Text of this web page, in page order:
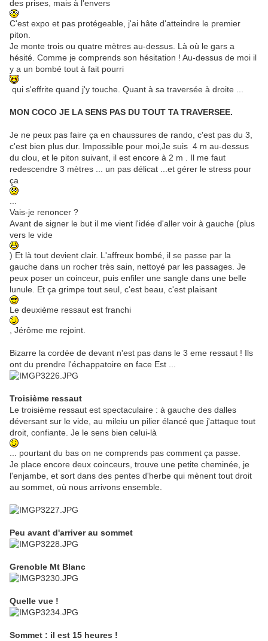
des prises, mais à l'envers
C'est expo et pas protégeable, j'ai hâte d'atteindre le premier
piton.
Je monte trois ou quatre mètres au-dessus. Là où le gars a
hésité. Comme je comprends son hésitation ! Au-dessus de moi il
y a un bombé tout à fait pourri
qui s'effrite quand j'y touche. Quant à sa traversée à droite ...
MON COCO JE LA SENS PAS DU TOUT TA TRAVERSEE.
Je ne peux pas faire ça en chaussures de rando, c'est pas du 3,
c'est bien plus dur. Impossible pour moi,Je suis 4 m au-dessus
du clou, et le piton suivant, il est encore à 2 m . Il me faut
redescendre 3 mètres ... un pas délicat ...et gérer le stress pour
ça
Vais-je renoncer ?
Avant de signer le but il me vient l'idée d'aller voir à gauche (plus
vers le vide
) Et là tout devient clair. L'affreux bombé, il se passe par la
gauche dans un rocher très sain, nettoyé par les passages. Je
peux poser un coinceur, puis enfiler une sangle dans une belle
lunule. Et ça grimpe tout seul, c'est beau, c'est plaisant
Le deuxième ressaut est franchi
, Jérôme me rejoint.
Bizarre la cordée de devant n'est pas dans le 3 eme ressaut ! Ils
ont du prendre l'échappatoire en face Est ...
Troisième ressaut
Le troisième ressaut est spectaculaire : à gauche des dalles
déversant sur le vide, au mileiu un pilier élancé que j'attaque tout
droit, confiante. Je le sens bien celui-là
... pourtant du bas on ne comprends pas comment ça passe.
Je place encore deux coinceurs, trouve une petite cheminée, je
l'enjambe, et sort dans des pentes d'herbe qui mènent tout droit
au sommet, où nous arrivons ensemble.
Peu avant d'arriver au sommet
Grenoble Mt Blanc
Quelle vue !
Sommet : il est 15 heures !